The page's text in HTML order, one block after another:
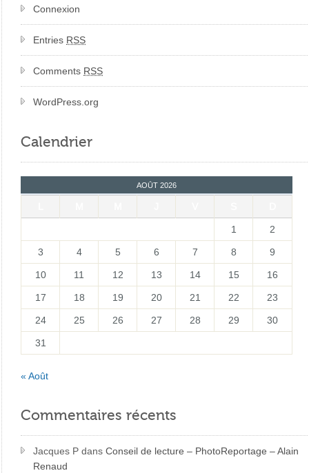
Connexion
Entries RSS
Comments RSS
WordPress.org
Calendrier
AOÛT 2026
1 2
3 4 5 6 7 8 9
10 11 12 13 14 15 16
17 18 19 20 21 22 23
24 25 26 27 28 29 30
31
« Août
Commentaires récents
Jacques P dansConseil de lecture – PhotoReportage – Alain
Renaud